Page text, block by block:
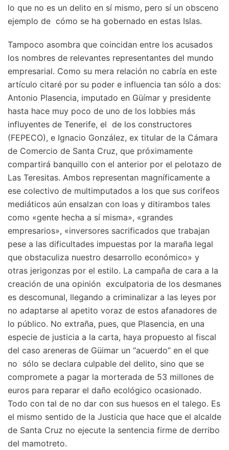
lo que no es un delito en sí mismo, pero sí un obsceno
ejemplo de cómo se ha gobernado en estas Islas.
Tampoco asombra que coincidan entre los acusados
los nombres de relevantes representantes del mundo
empresarial. Como su mera relación no cabría en este
artículo citaré por su poder e influencia tan sólo a dos:
Antonio Plasencia, imputado en Güímar y presidente
hasta hace muy poco de uno de los lobbies más
influyentes de Tenerife, el de los constructores
(FEPECO), e Ignacio González, ex titular de la Cámara
de Comercio de Santa Cruz, que próximamente
compartirá banquillo con el anterior por el pelotazo de
Las Teresitas. Ambos representan magníficamente a
ese colectivo de multimputados a los que sus corifeos
mediáticos aún ensalzan con loas y ditirambos tales
como «gente hecha a sí misma», «grandes
empresarios», «inversores sacrificados que trabajan
pese a las dificultades impuestas por la maraña legal
que obstaculiza nuestro desarrollo económico» y
otras jerigonzas por el estilo. La campaña de cara a la
creación de una opinión exculpatoria de los desmanes
es descomunal, llegando a criminalizar a las leyes por
no adaptarse al apetito voraz de estos afanadores de
lo público. No extraña, pues, que Plasencia, en una
especie de justicia a la carta, haya propuesto al fiscal
del caso areneras de Güimar un “acuerdo” en el que
no sólo se declara culpable del delito, sino que se
compromete a pagar la morterada de 53 millones de
euros para reparar el daño ecológico ocasionado.
Todo con tal de no dar con sus huesos en el talego. Es
el mismo sentido de la Justicia que hace que el alcalde
de Santa Cruz no ejecute la sentencia firme de derribo
del mamotreto.